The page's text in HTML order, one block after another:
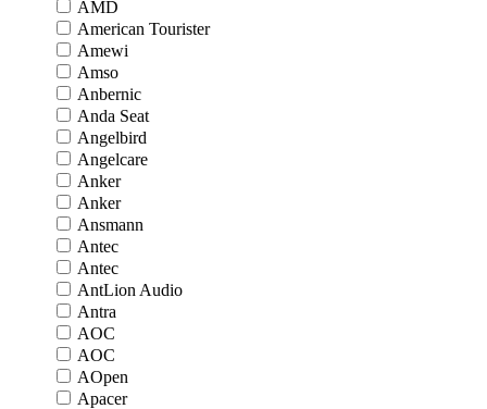
AMD
American Tourister
Amewi
Amso
Anbernic
Anda Seat
Angelbird
Angelcare
Anker
Anker
Ansmann
Antec
Antec
AntLion Audio
Antra
AOC
AOC
AOpen
Apacer